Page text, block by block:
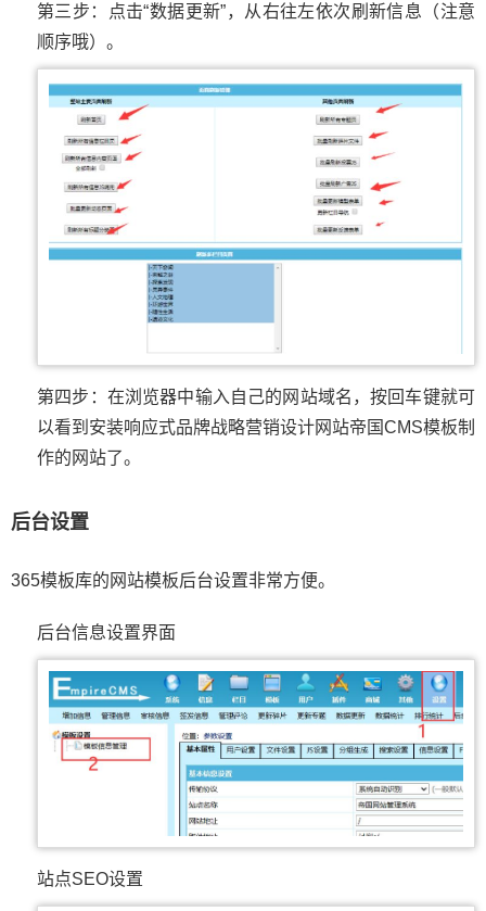
第三步：点击“数据更新”，从右往左依次刷新信息（注意
顺序哦）。
第四步：在浏览器中输入自己的网站域名，按回车键就可
以看到安装响应式品牌战略营销设计网站帝国CMS模板制
作的网站了。
后台设置
365模板库的网站模板后台设置非常方便。
后台信息设置界面
站点SEO设置